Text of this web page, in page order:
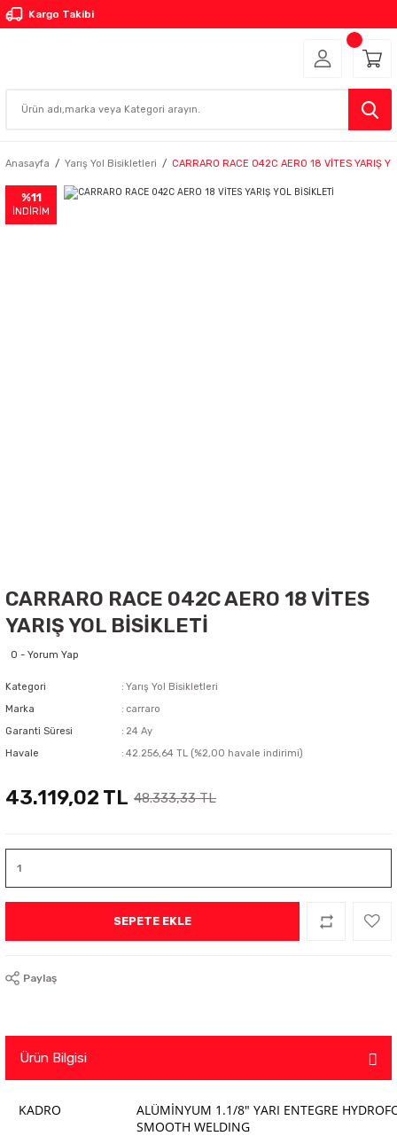
Kargo Takibi
Anasayfa Yarış Yol Bisikletleri CARRARO RACE 042C AERO 18 VİTES YARIŞ
%11
İNDİRİM
CARRARO RACE 042C AERO 18 VİTES
YARIŞ YOL BİSİKLETİ
0 - Yorum Yap
Kategori
Yarış Yol Bisikletleri
Marka
carraro
Garanti Süresi
24 Ay
Havale
42.256,64 TL (%2,00 havale indirimi)
43.119,02 TL 48.333,33 TL
SEPETE EKLE
Paylaş
Ürün Bilgisi
KADRO
ALÜMİNYUM 1.1/8" YARI ENTEGRE
SMOOTH WELDING